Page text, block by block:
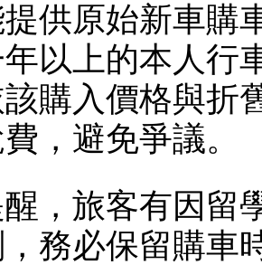
供原始新車購
以上的本人行
購入價格與折
，避免爭議。
，旅客有因留
務必保留購車